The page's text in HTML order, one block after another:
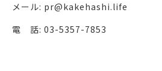
メール: pr@kakehashi.life
電 話: 03-5357-7853